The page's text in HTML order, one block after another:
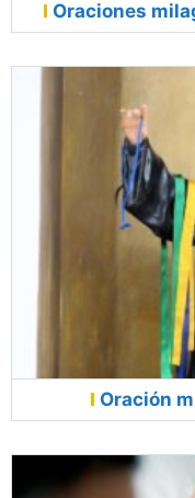
Oraciones
Oración